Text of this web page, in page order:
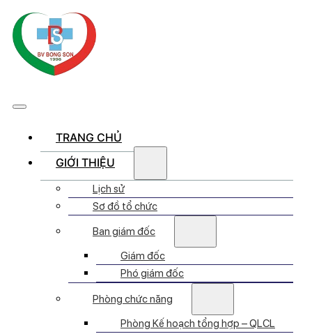
TRANG CHỦ
GIỚI THIỆU
Lịch sử
Sơ đồ tổ chức
Ban giám đốc
Giám đốc
Phó giám đốc
Phòng chức năng
Phòng Kế hoạch tổng hợp – QLCL